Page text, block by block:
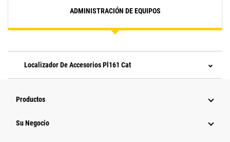
ADMINISTRACIÓN DE EQUIPOS
Localizador De Accesorios Pl161 Cat
Productos
Su Negocio